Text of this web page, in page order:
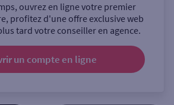
recherche
le samedi
ouvrez en ligne votre premier
profitez d'une offre exclusive web
tard votre conseiller en agence.
un compte en ligne